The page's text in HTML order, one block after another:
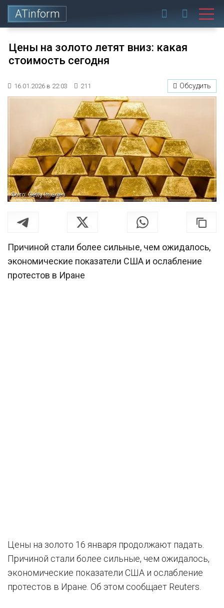
ATinform
Цены на золото летят вниз: какая
стоимость сегодня
16.01.2026 в 22:03 211 Обсудить
Фото: Getty Images
Причиной стали более сильные, чем ожидалось,
экономические показатели США и ослабление
протестов в Иране
Цены на золото 16 января продолжают падать.
Причиной стали более сильные, чем ожидалось,
экономические показатели США и ослабление
протестов в Иране. Об этом сообщает Reuters.